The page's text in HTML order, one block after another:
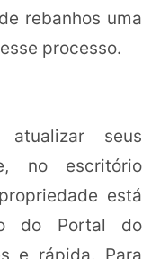
rebanhos uma
processo.
seus
no escritório
está
do Portal do
e rápida. Para